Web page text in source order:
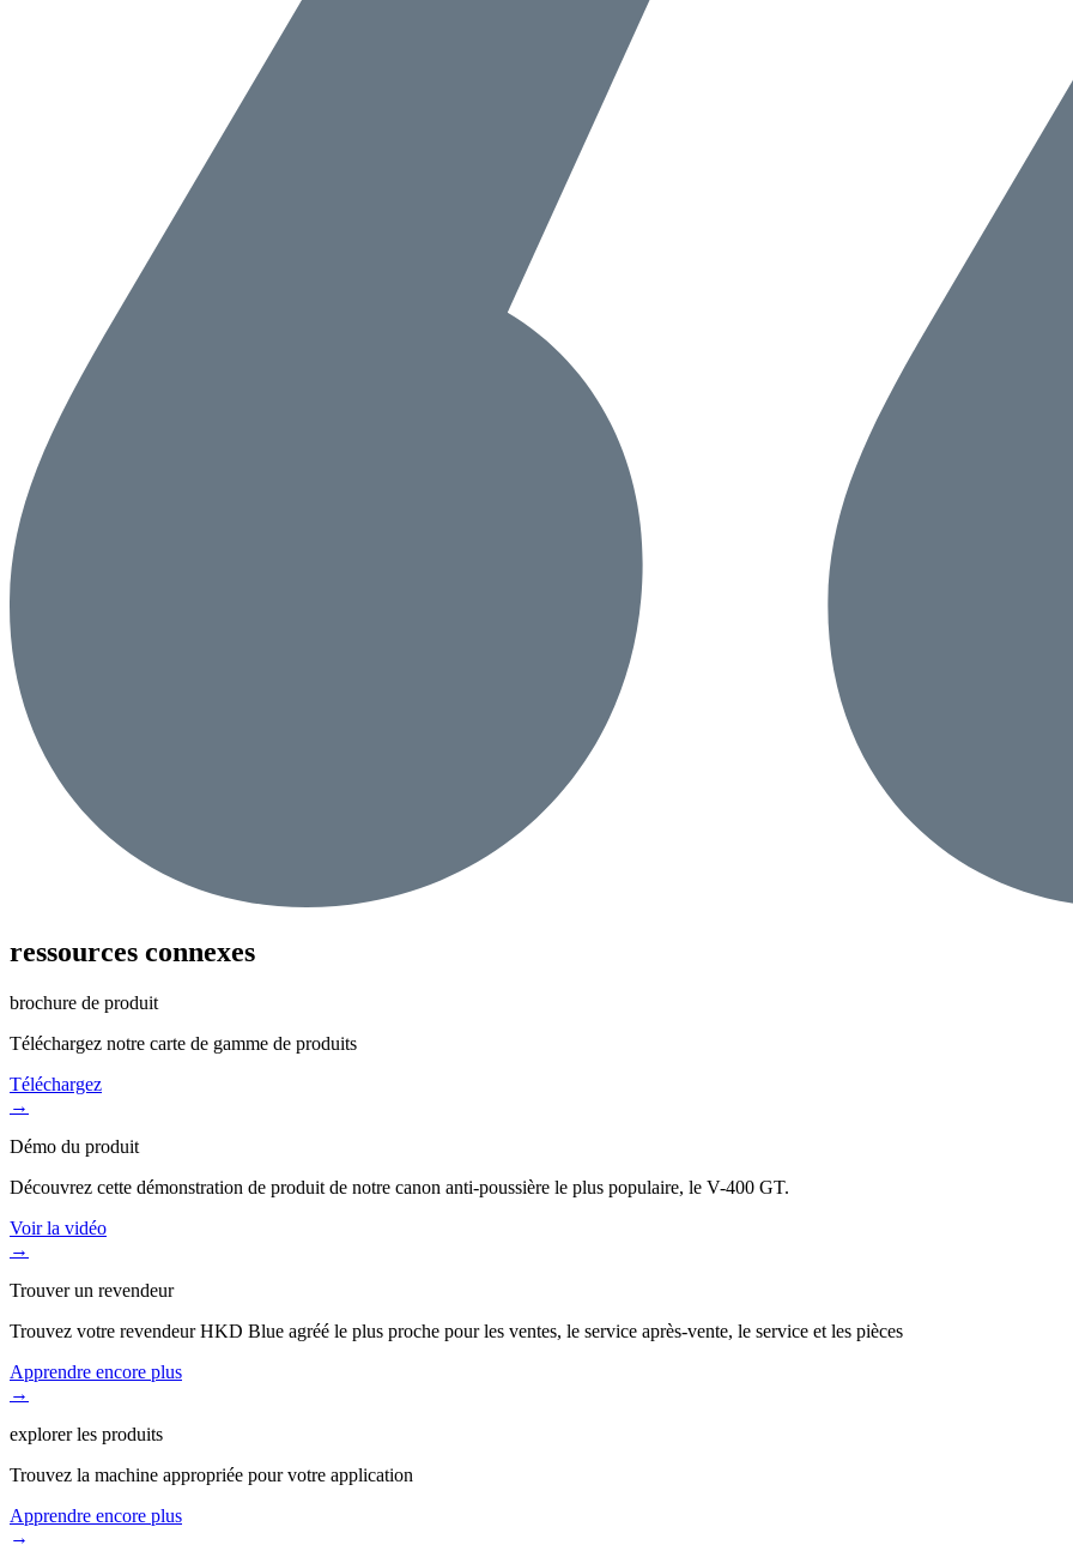
ressources connexes
brochure de produit
Téléchargez notre carte de gamme de produits
Téléchargez
→
Démo du produit
Découvrez cette démonstration de produit de notre canon anti-poussière le plus populaire, le V-400 GT.
Voir la vidéo
→
Trouver un revendeur
Trouvez votre revendeur HKD Blue agréé le plus proche pour les ventes, le service après-vente, le service et les pièces
Apprendre encore plus
→
explorer les produits
Trouvez la machine appropriée pour votre application
Apprendre encore plus
→